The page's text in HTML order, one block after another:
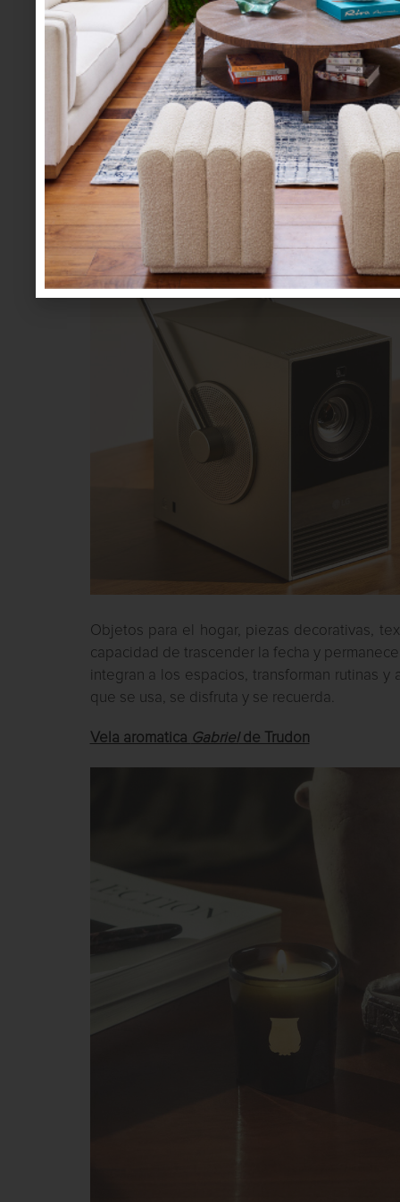
La cuenta regresiva para Navidad ha
ser una desventaja, los regalos de última
intención cuando se eligen con criterio y
Proyector HU710 Cinebeande LG
Objetos para el hogar, piezas decorativas,
capacidad de trascender la fecha y
integran a los espacios, transforman rutinas
que se usa, se disfruta y se recuerda.
Vela aromatica Gabrielde Trudon